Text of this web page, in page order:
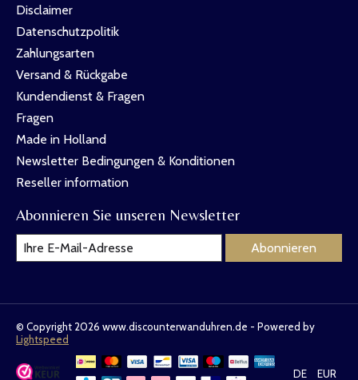
Disclaimer
Datenschutzpolitik
Zahlungsarten
Versand & Rückgabe
Kundendienst & Fragen
Fragen
Made in Holland
Newsletter Bedingungen & Konditionen
Reseller information
Abonnieren Sie unseren Newsletter
Abonnieren
© Copyright 2026 www.discounterwanduhren.de - Powered by
Lightspeed
DE EUR